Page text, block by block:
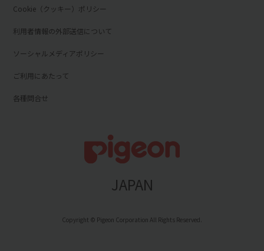
Cookie（クッキー）ポリシー
利用者情報の外部送信について
ソーシャルメディアポリシー
ご利用にあたって
各種問合せ
JAPAN
Copyright © Pigeon Corporation All Rights Reserved.